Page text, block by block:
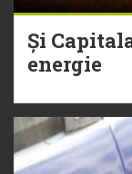
Și
energie